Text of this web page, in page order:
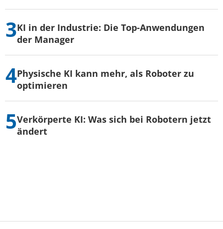
KI in der Industrie: Die Top-Anwendungen
der Manager
Physische KI kann mehr, als Roboter zu
optimieren
Verkörperte KI: Was sich bei Robotern jetzt
ändert